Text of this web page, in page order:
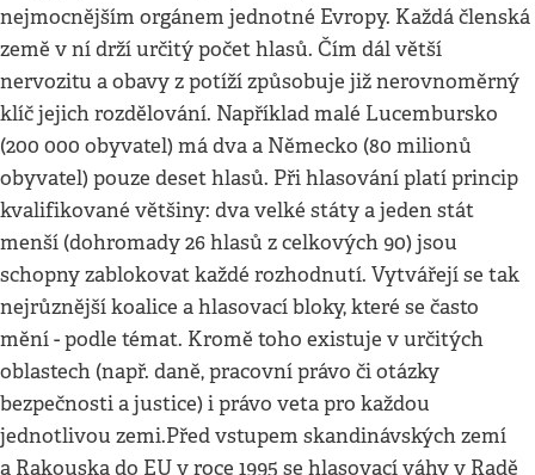
nejmocnějším orgánem jednotné Evropy. Každá členská
země v ní drží určitý počet hlasů. Čím dál větší
nervozitu a obavy z potíží způsobuje již nerovnoměrný
klíč jejich rozdělování. Například malé Lucembursko
(200 000 obyvatel) má dva a Německo (80 milionů
obyvatel) pouze deset hlasů. Při hlasování platí princip
kvalifikované většiny: dva velké státy a jeden stát
menší (dohromady 26 hlasů z celkových 90) jsou
schopny zablokovat každé rozhodnutí. Vytvářejí se tak
nejrůznější koalice a hlasovací bloky, které se často
mění - podle témat. Kromě toho existuje v určitých
oblastech (např. daně, pracovní právo či otázky
bezpečnosti a justice) i právo veta pro každou
jednotlivou zemi.Před vstupem skandinávských zemí
a Rakouska do EU v roce 1995 se hlasovací váhy v Radě